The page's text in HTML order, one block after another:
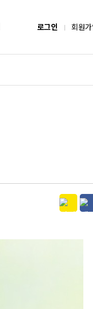
로그인 회원